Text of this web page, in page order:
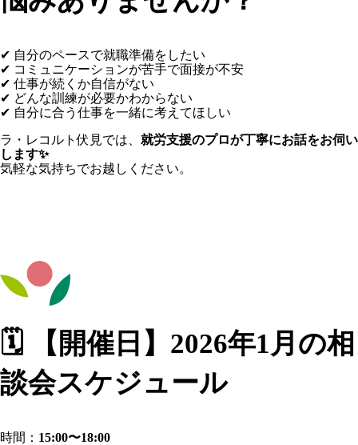
✔ 自分のペースで就職準備をしたい
✔ コミュニケーションが苦手で面接が不安
✔ 仕事が続くか自信がない
✔ どんな訓練が必要かわからない
✔ 自分に合う仕事を一緒に考えてほしい
ラ・レコルト伏見では、 就労支援のプロが丁寧にお話をお伺い
します✨
気軽な気持ちでお越しください。
🗓
【開催日】2026年1月の相
談会スケジュール
時間： 15:00〜18:00